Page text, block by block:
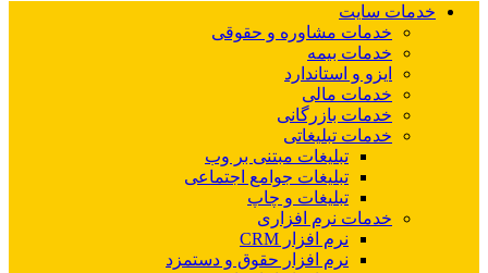
خدمات سایت
خدمات مشاوره و حقوقی
خدمات بیمه
ایزو و استاندارد
خدمات مالی
خدمات بازرگانی
خدمات تبلیغاتی
تبلیغات مبتنی بر وب
تبلیغات جوامع اجتماعی
تبلیغات و چاپ
خدمات نرم افزاری
نرم افزار CRM
نرم افزار حقوق و دستمزد